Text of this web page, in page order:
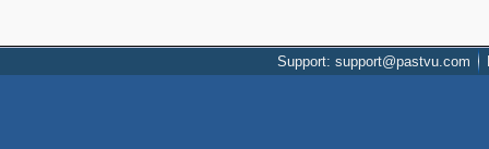
Support: support@pastvu.com